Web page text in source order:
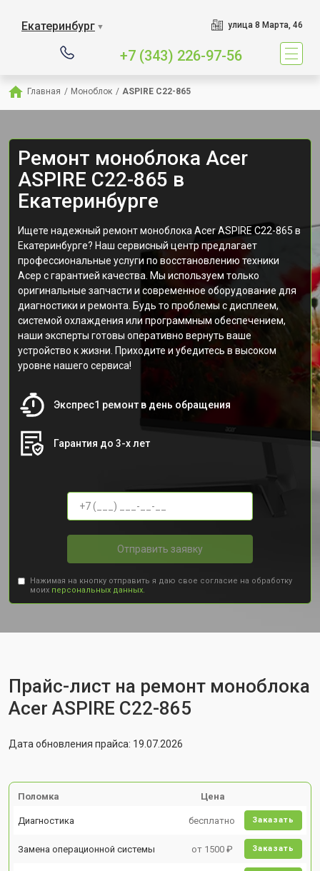
Екатеринбург ▼ улица 8 Марта, 46
+7 (343) 226-97-56
Главная / Моноблок / ASPIRE C22-865
Ремонт моноблока Acer
ASPIRE C22-865 в
Екатеринбурге
Ищете надежный ремонт моноблока Acer ASPIRE C22-865 в
Екатеринбурге? Наш сервисный центр предлагает
профессиональные услуги по восстановлению техники
Асер с гарантией качества. Мы используем только
оригинальные запчасти и современное оборудование для
диагностики и ремонта. Будь то проблемы с дисплеем,
системой охлаждения или программным обеспечением,
наши эксперты готовы оперативно вернуть ваше
устройство к жизни. Приходите и убедитесь в высоком
уровне нашего сервиса!
Экспрес1 ремонт в день обращения
Гарантия до 3-х лет
Отправить заявку
Нажимая на кнопку отправить я даю свое согласие на обработку
моих персональных данных.
Прайс-лист на ремонт моноблока
Acer ASPIRE C22-865
Дата обновления прайса: 19.07.2026
Поломка Цена
Диагностика бесплатно Заказать
Замена операционной системы от 1500 ₽ Заказать